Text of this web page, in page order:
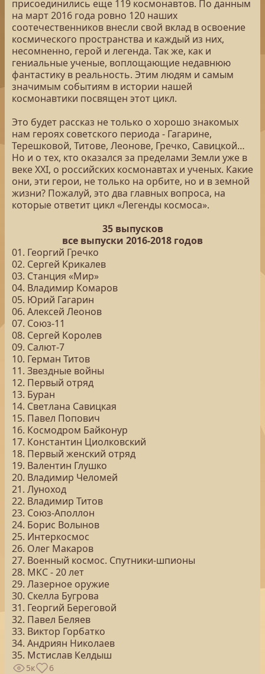
присоединились еще 119 космонавтов. По данным
на март 2016 года ровно 120 наших
соотечественников внесли свой вклад в освоение
космического пространства и каждый из них,
несомненно, герой и легенда. Так же, как и
гениальные ученые, воплощающие недавнюю
фантастику в реальность. Этим людям и самым
значимым событиям в истории нашей
космонавтики посвящен этот цикл.
Это будет рассказ не только о хорошо знакомых
нам героях советского периода - Гагарине,
Терешковой, Титове, Леонове, Гречко, Савицкой…
Но и о тех, кто оказался за пределами Земли уже в
веке XXI, о российских космонавтах и ученых. Какие
они, эти герои, не только на орбите, но и в земной
жизни? Пожалуй, это два главных вопроса, на
которые ответит цикл «Легенды космоса».
35 выпусков
все выпуски 2016-2018 годов
01. Георгий Гречко
02. Сергей Крикалев
03. Станция «Мир»
04. Владимир Комаров
05. Юрий Гагарин
06. Алексей Леонов
07. Союз-11
08. Сергей Королев
09. Салют-7
10. Герман Титов
11. Звездные войны
12. Первый отряд
13. Буран
14. Светлана Савицкая
15. Павел Попович
16. Космодром Байконур
17. Константин Циолковский
18. Первый женский отряд
19. Валентин Глушко
20. Владимир Челомей
21. Луноход
22. Владимир Титов
23. Союз-Аполлон
24. Борис Волынов
25. Интеркосмос
26. Олег Макаров
27. Военный космос. Спутники-шпионы
28. МКС - 20 лет
29. Лазерное оружие
30. Скелла Бугрова
31. Георгий Береговой
32. Павел Беляев
33. Виктор Горбатко
34. Андриян Николаев
35. Мстислав Келдыш
5к 6